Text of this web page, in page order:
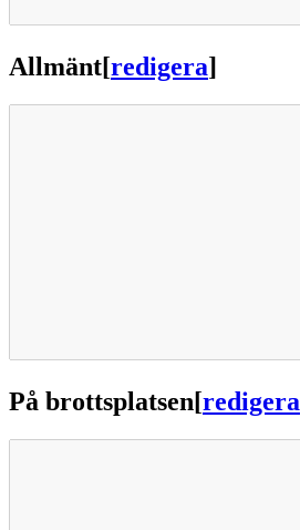
Allmänt[redigera]
På brottsplatsen[redigera